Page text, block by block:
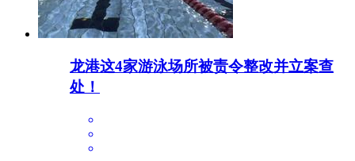
龙港这4家游泳场所被责令整改并立案查
处！